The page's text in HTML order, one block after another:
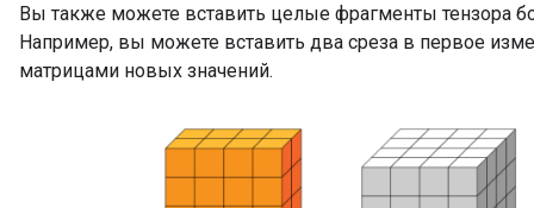
Вы также можете вставить целые фрагменты тензора
Например, вы можете вставить два среза в первое
матрицами новых значений.